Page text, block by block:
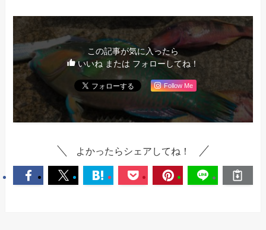
この記事が気に入ったら
いいね または フォローしてね！
Follow Me
よかったらシェアしてね！